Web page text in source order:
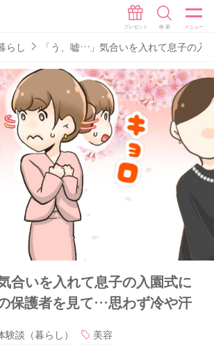
らし 「う、嘘…」気合いを入れて息子の
合いを入れて息子の入園式に
保護者を見て…思わず冷や汗
験談（暮らし）
美容